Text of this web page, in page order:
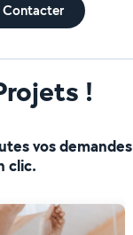
Contacter
!
vos demandes
clic.